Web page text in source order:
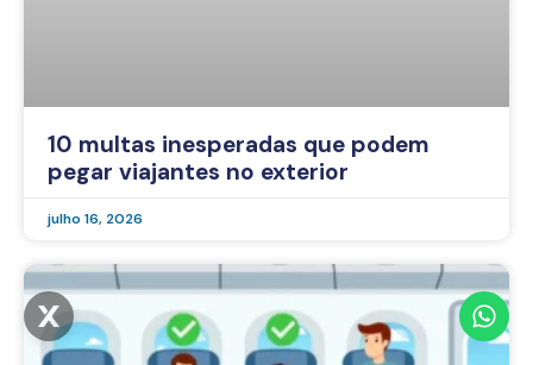
10 multas inesperadas que podem
pegar viajantes no exterior
julho 16, 2026